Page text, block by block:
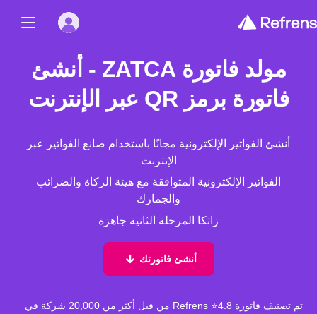
مولد فاتورة ZATCA - أنشئ
فاتورة برمز QR عبر الإنترنت
أنشئ الفواتير الإلكترونية مجانًا باستخدام صانع الفواتير عبر
الإنترنت
الفواتير الإلكترونية المتوافقة مع هيئة الزكاة والضرائب
والجمارك
زاتكا المرحلة الثانية جاهزة
أنشئ فاتورتك
تم تصنيف فاتورة Refrens ⭐4.8 من قبل أكثر من 20,000 شركة في